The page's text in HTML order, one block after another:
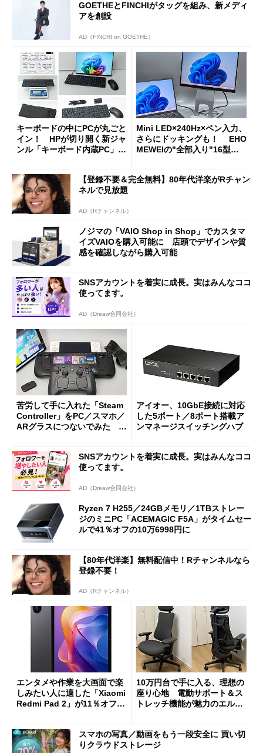
GOETHEとFINCHIがタッグを組み、新メディ
アを創設
AD（FINCHI on GOETHE）
キーボードの中にPCが丸ごと
イン！ HPが切り開く新ジャ
ンル「キーボード内蔵PC」の
Mini LED×240Hz×ペン入力、
さらにドッキングも！ EHO
MEWEIの"全部入り"16型モ
【登録不要＆完全無料】80年代洋楽がRチャン
ネルで見放題
AD（Rチャンネル）
ノジマの「VAIO Shop in Shop」でカスタマ
イズVAIOを購入可能に 店頭でデザインや質
感を確認しながら購入可能
SNSアカウントを着実に成長。実はみんなココ
使ってます。
AD（Dreaw合同会社）
苦労して手に入れた「Steam
Controller」をPC／スマホ／
ARグラスにつないでみた ゲ
アイオー、10GbE接続に対応
した5ポート／8ポート搭載ア
ンマネージスイッチングハブ
SNSアカウントを着実に成長。実はみんなココ
使ってます。
AD（Dreaw合同会社）
Ryzen 7 H255／24GBメモリ／1TBストレー
ジのミニPC「ACEMAGIC F5A」がタイムセー
ルで41％オフの10万6998円に
【80年代洋楽】無料配信中！Rチャンネルなら
登録不要！
AD（Rチャンネル）
エンタメや作業を大画面で楽
しみたい人に適した「Xiaomi
Redmi Pad 2」が11％オフの
10万円台で手に入る、理想の
座り心地 電動サポート＆ス
トレッチ機能が魅力のエルゴ
スマホの写真／動画をもう一段安全に 買い切
りクラウドストレージ